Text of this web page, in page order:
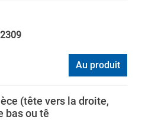
Au produit
(tête vers la droite,
bas ou tê